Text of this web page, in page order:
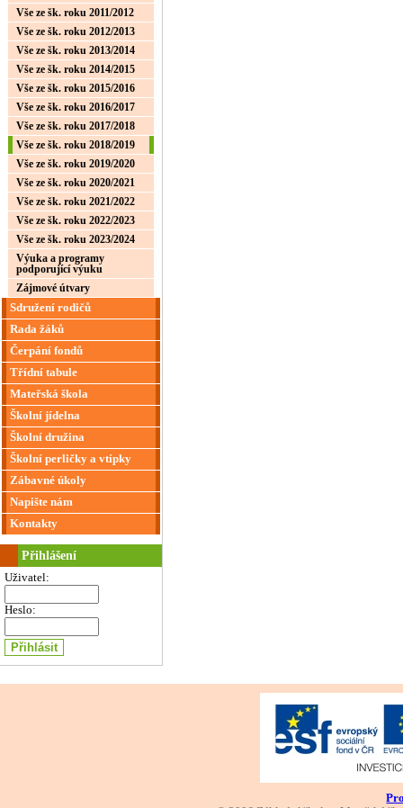
Vše ze šk. roku 2011/2012
Vše ze šk. roku 2012/2013
Vše ze šk. roku 2013/2014
Vše ze šk. roku 2014/2015
Vše ze šk. roku 2015/2016
Vše ze šk. roku 2016/2017
Vše ze šk. roku 2017/2018
Vše ze šk. roku 2018/2019
Vše ze šk. roku 2019/2020
Vše ze šk. roku 2020/2021
Vše ze šk. roku 2021/2022
Vše ze šk. roku 2022/2023
Vše ze šk. roku 2023/2024
Výuka a programy
podporující výuku
Zájmové útvary
Sdružení rodičů
Rada žáků
Čerpání fondů
Třídní tabule
Mateřská škola
Školní jídelna
Školní družina
Školní perličky a vtípky
Zábavné úkoly
Napište nám
Kontakty
Přihlášení
Uživatel:
Heslo: